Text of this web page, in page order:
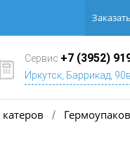
Сервис +7 (3952)
Иркутск, Баррикад, 90в
/